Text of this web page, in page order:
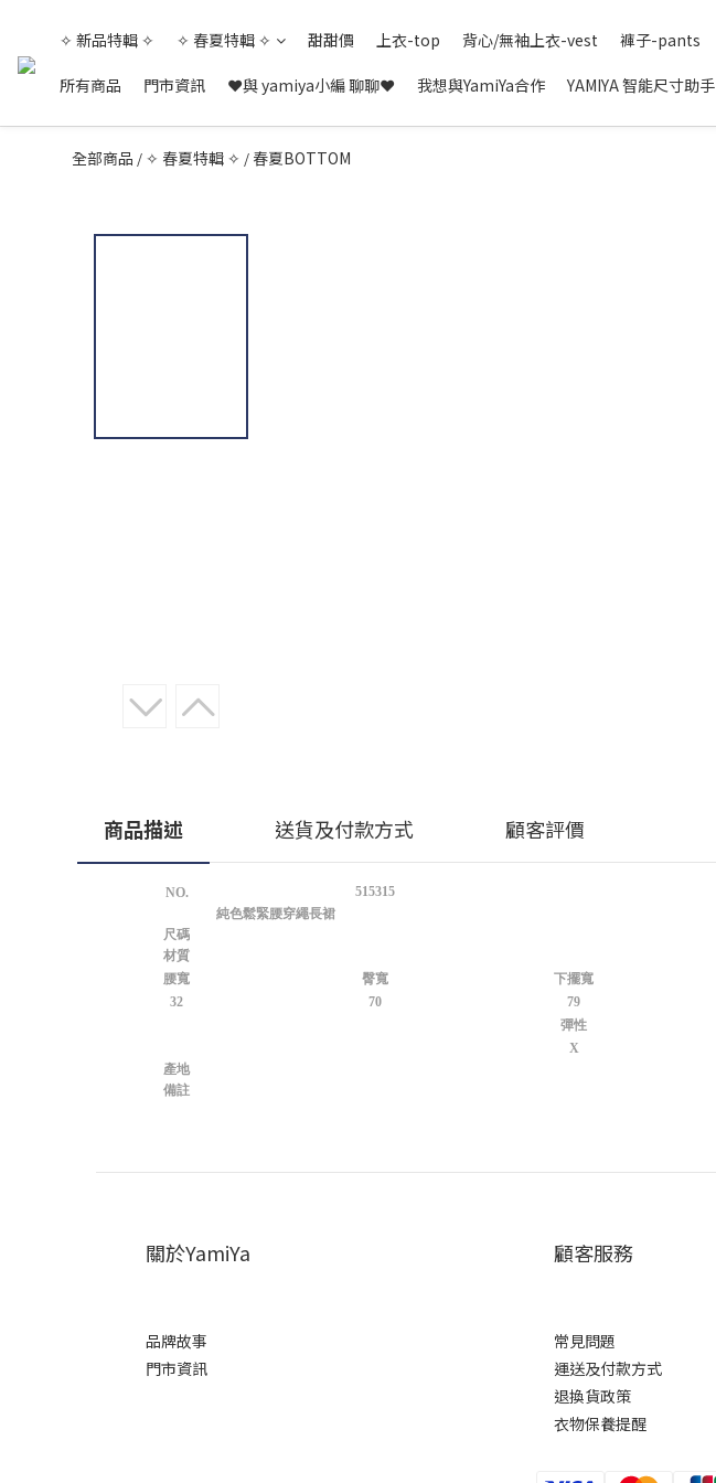
✧ 新品特輯 ✧ ✧ 春夏特輯 ✧ 甜甜價 上衣-top 背心/無袖上衣-vest 褲子-pants
所有商品 門市資訊 ❤與 yamiya小編 聊聊❤ 我想與YamiYa合作 YAMIYA 智能尺寸助手
全部商品 / ✧ 春夏特輯 ✧ / 春夏BOTTOM
商品描述 送貨及付款方式 顧客評價
NO. 515315
純色鬆緊腰穿繩長裙
尺碼
材質
腰寬
臀寬 下擺寬
32
70 79
彈性
X
產地
備註
關於YamiYa
品牌故事
門市資訊
顧客服務
常見問題
運送及付款方式
退換貨政策
衣物保養提醒